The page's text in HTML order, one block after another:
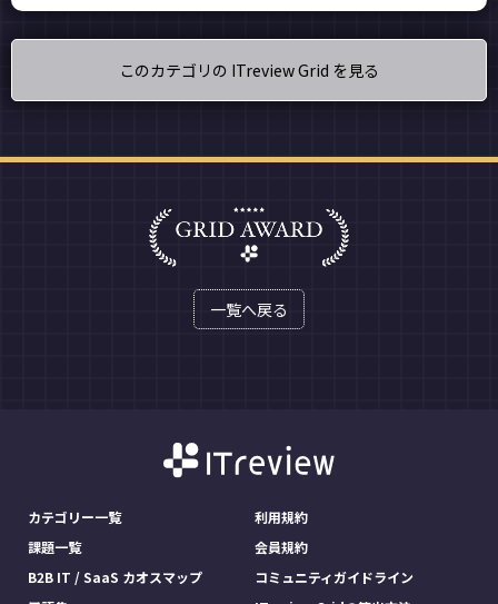
このカテゴリの ITreview Grid を見る
一覧へ戻る
カテゴリー一覧
課題一覧
B2B IT / SaaS カオスマップ
利用規約
会員規約
コミュニティガイドライン